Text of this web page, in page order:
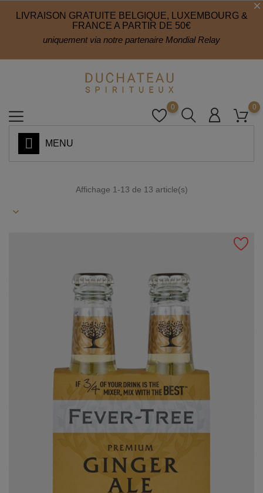
LIVRAISON GRATUITE BELGIQUE, LUXEMBOURG &
FRANCE A PARTIR DE 50€
uniquement via notre partenaire Mondial Relay
0
0
MENU
Affichage 1-13 de 13 article(s)